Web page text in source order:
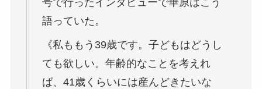
号で行ったインタビューで華原はこう
語っていた。
《私ももう39歳です。子どもはどうし
ても欲しい。年齢的なことを考えれ
ば、41歳くらいには産んどきたいな